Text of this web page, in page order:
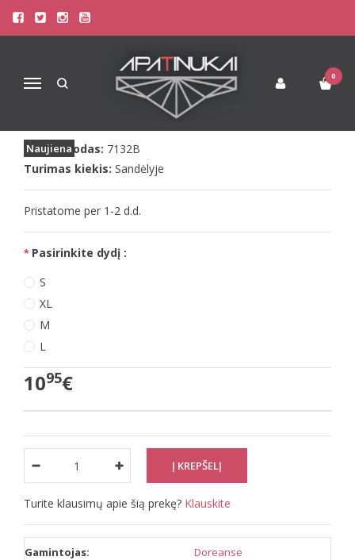
Navigacija
0
Pagrindinis Apatinis Trikotažas Moterims
Doreanse moteriškos juodos kelnaitės 7132 su neriniais
DOREANSE MOTERIŠKOS JUODOS
KELNAITĖS 7132 SU NERINIAIS
Naujiena
Prekės kodas: 7132B
Turimas kiekis: Sandėlyje
Pristatome per 1-2 d.d.
Pasirinkite dydį :
S
XL
M
L
1095€
Turite klausimų apie šią prekę? Klauskite
Gamintojas: Doreanse